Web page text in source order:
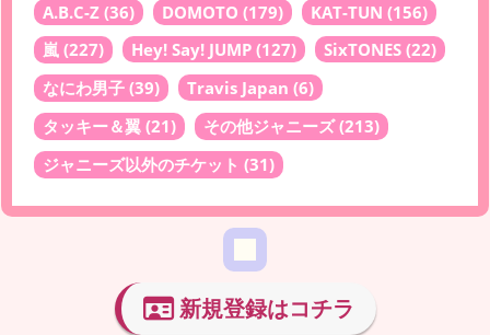
A.B.C-Z (36) DOMOTO (179) KAT-TUN (156)
嵐 (227) Hey! Say! JUMP (127) SixTONES (22)
なにわ男子 (39) Travis Japan (6)
タッキー＆翼 (21) その他ジャニーズ(213)
ジャニーズ以外のチケット (31)
新規登録はコチラ